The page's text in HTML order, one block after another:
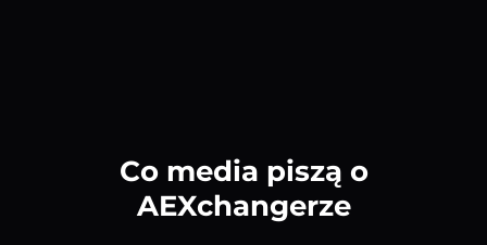
Co media piszą o
AEXchangerze